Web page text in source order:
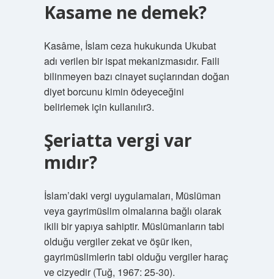
Kasame ne demek?
Kasâme, İslam ceza hukukunda Ukubat
adı verilen bir ispat mekanizmasıdır. Faili
bilinmeyen bazı cinayet suçlarından doğan
diyet borcunu kimin ödeyeceğini
belirlemek için kullanılır3.
Şeriatta vergi var
mıdır?
İslam’daki vergi uygulamaları, Müslüman
veya gayrimüslim olmalarına bağlı olarak
ikili bir yapıya sahiptir. Müslümanların tabi
olduğu vergiler zekat ve öşür iken,
gayrimüslimlerin tabi olduğu vergiler haraç
ve cizyedir (Tuğ, 1967: 25-30).